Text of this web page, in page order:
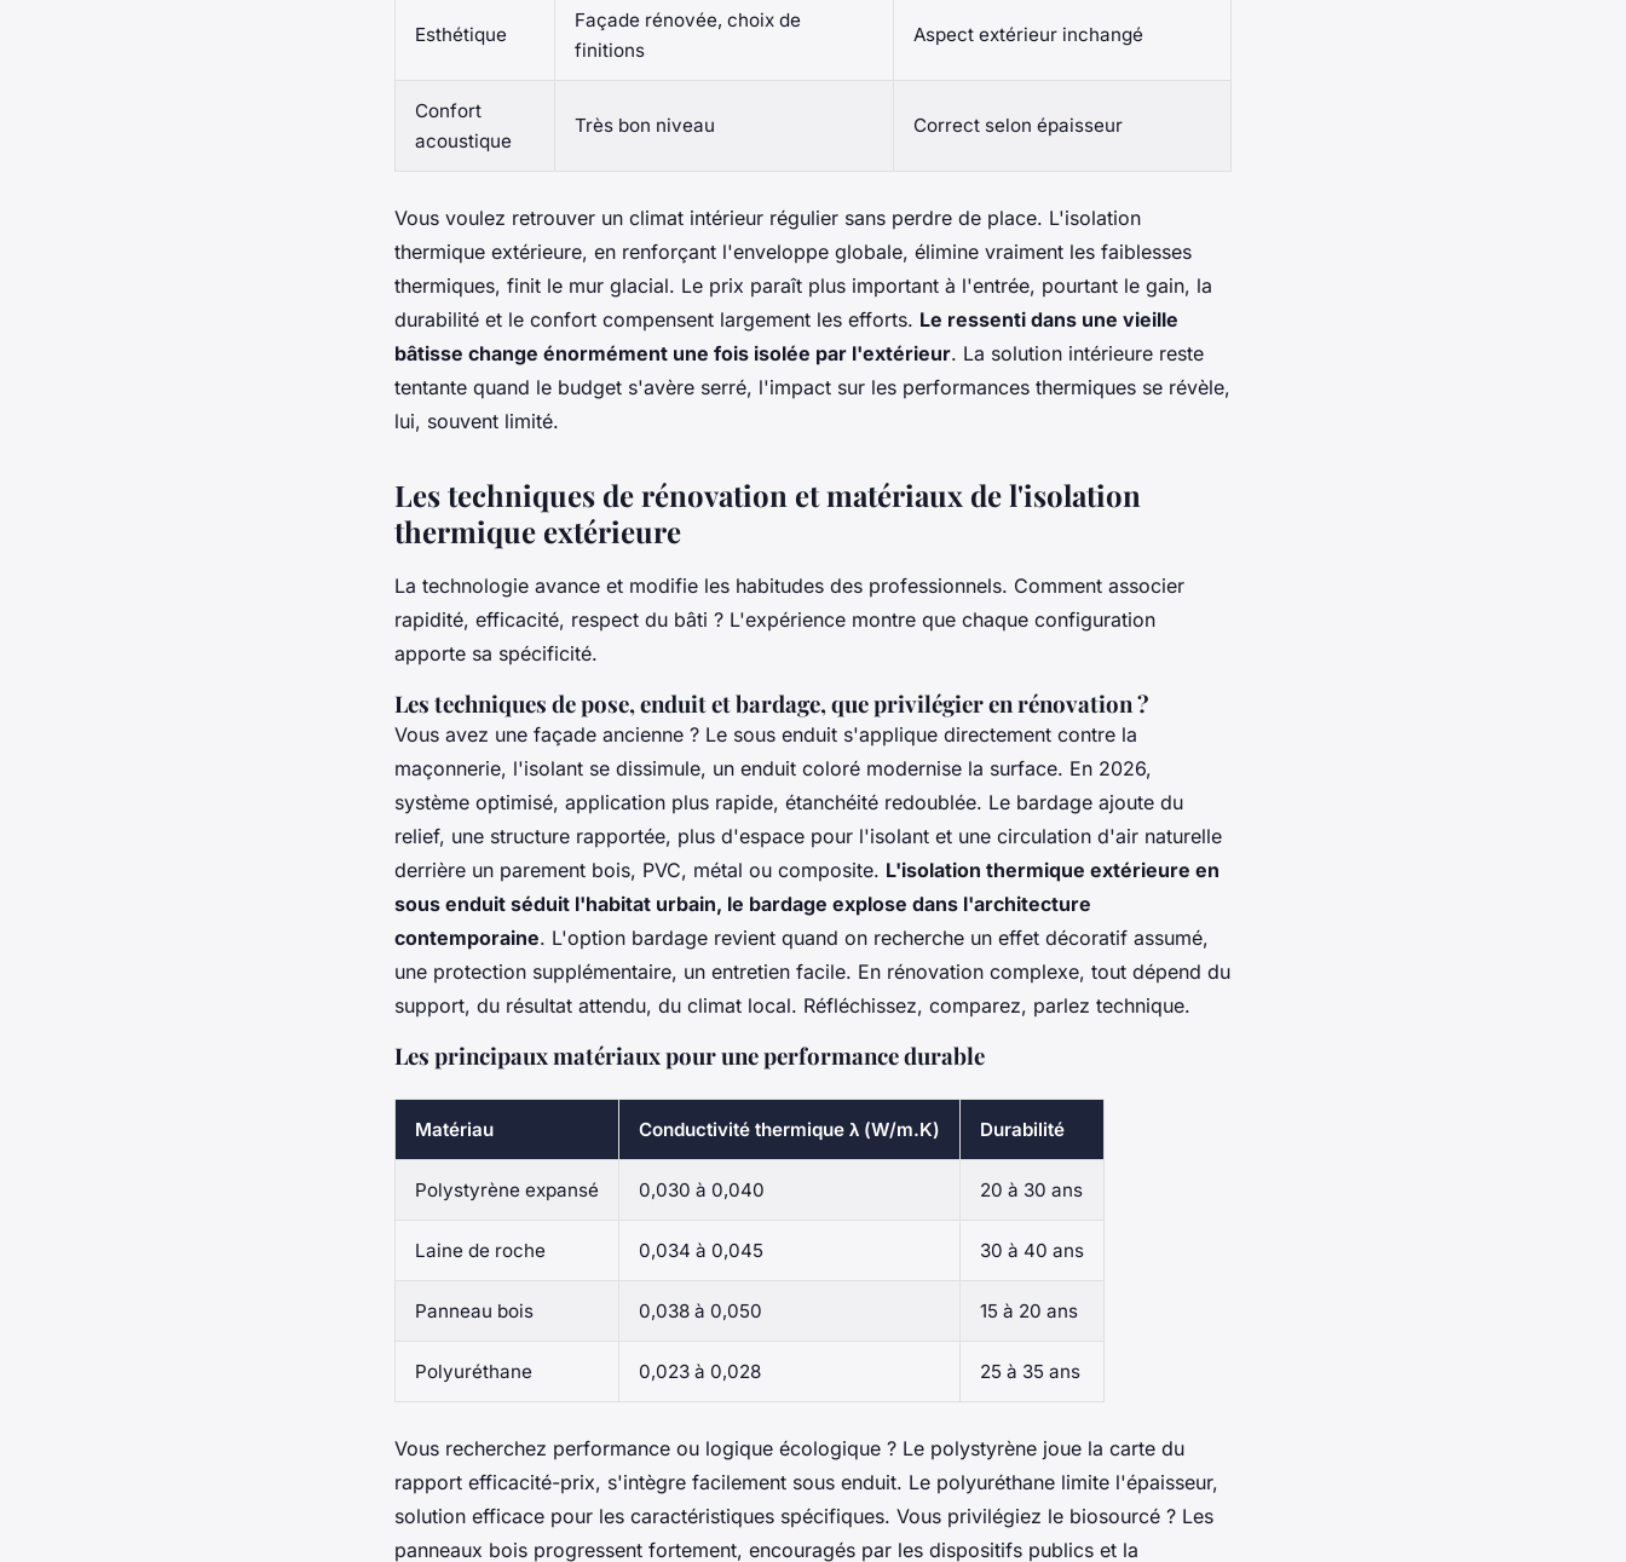
Esthétique
Façade rénovée, choix de
finitions
Aspect extérieur inchangé
Confort
acoustique
Très bon niveau Correct selon épaisseur
Vous voulez retrouver un climat intérieur régulier sans perdre de place. L'isolation
thermique extérieure, en renforçant l'enveloppe globale, élimine vraiment les faiblesses
thermiques, finit le mur glacial. Le prix paraît plus important à l'entrée, pourtant le gain, la
durabilité et le confort compensent largement les efforts. Le ressenti dans une vieille
bâtisse change énormément une fois isolée par l'extérieur. La solution intérieure reste
tentante quand le budget s'avère serré, l'impact sur les performances thermiques se révèle,
lui, souvent limité.
Les techniques de rénovation et matériaux de l'isolation
thermique extérieure
La technologie avance et modifie les habitudes des professionnels. Comment associer
rapidité, efficacité, respect du bâti ? L'expérience montre que chaque configuration
apporte sa spécificité.
Les techniques de pose, enduit et bardage, que privilégier en rénovation ?
Vous avez une façade ancienne ? Le sous enduit s'applique directement contre la
maçonnerie, l'isolant se dissimule, un enduit coloré modernise la surface. En 2026,
système optimisé, application plus rapide, étanchéité redoublée. Le bardage ajoute du
relief, une structure rapportée, plus d'espace pour l'isolant et une circulation d'air naturelle
derrière un parement bois, PVC, métal ou composite. L'isolation thermique extérieure en
sous enduit séduit l'habitat urbain, le bardage explose dans l'architecture
contemporaine. L'option bardage revient quand on recherche un effet décoratif assumé,
une protection supplémentaire, un entretien facile. En rénovation complexe, tout dépend du
support, du résultat attendu, du climat local. Réfléchissez, comparez, parlez technique.
Les principaux matériaux pour une performance durable
Matériau Conductivité thermique λ (W/m.K) Durabilité
Polystyrène expansé 0,030 à 0,040 20 à 30 ans
Laine de roche 0,034 à 0,045 30 à 40 ans
Panneau bois 0,038 à 0,050 15 à 20 ans
Polyuréthane 0,023 à 0,028 25 à 35 ans
Vous recherchez performance ou logique écologique ? Le polystyrène joue la carte du
rapport efficacité-prix, s'intègre facilement sous enduit. Le polyuréthane limite l'épaisseur,
solution efficace pour les caractéristiques spécifiques. Vous privilégiez le biosourcé ? Les
panneaux bois progressent fortement, encouragés par les dispositifs publics et la